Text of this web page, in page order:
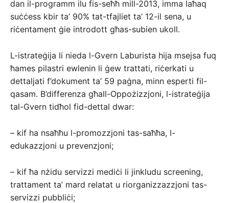
dan il-programm ilu fis-seħħ mill-2013, imma laħaq
suċċess kbir ta’ 90% tat-tfajliet ta’ 12-il sena, u
riċentament ġie introdott għas-subien ukoll.
L-istrateġija li nieda l-Gvern Laburista hija msejsa fuq
ħames pilastri ewlenin li ġew trattati, riċerkati u
dettaljati f’dokument ta’ 59 paġna, minn esperti fil-
qasam. B’differenza għall-Oppożizzjoni, l-istrateġija
tal-Gvern tidħol fid-dettal dwar:
– kif ha nsaħħu l-promozzjoni tas-saħħa, l-
edukazzjoni u prevenzjoni;
– kif ħa nżidu servizzi mediċi li jinkludu screening,
trattament ta’ mard relatat u riorganizzazzjoni tas-
servizzi pubbliċi;